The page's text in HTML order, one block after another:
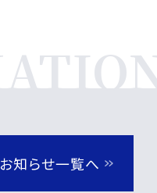
お知らせ一覧へ